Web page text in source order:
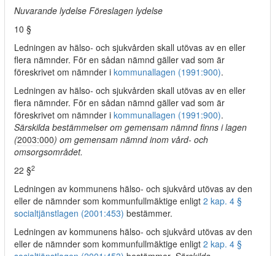
Nuvarande lydelse Föreslagen lydelse
10 §
Ledningen av hälso- och sjukvården skall utövas av en eller
flera nämnder. För en sådan nämnd gäller vad som är
föreskrivet om nämnder i kommunallagen (1991:900).
Ledningen av hälso- och sjukvården skall utövas av en eller
flera nämnder. För en sådan nämnd gäller vad som är
föreskrivet om nämnder i kommunallagen (1991:900).
Särskilda bestämmelser om gemensam nämnd finns i lagen
(2003:000) om gemensam nämnd inom vård- och
omsorgsområdet.
22 §2
Ledningen av kommunens hälso- och sjukvård utövas av den
eller de nämnder som kommunfullmäktige enligt 2 kap. 4 §
socialtjänstlagen (2001:453) bestämmer.
Ledningen av kommunens hälso- och sjukvård utövas av den
eller de nämnder som kommunfullmäktige enligt 2 kap. 4 §